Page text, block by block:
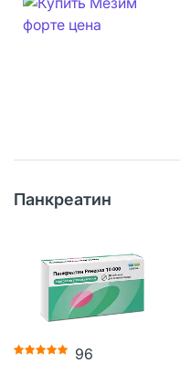
Панкреатин
96